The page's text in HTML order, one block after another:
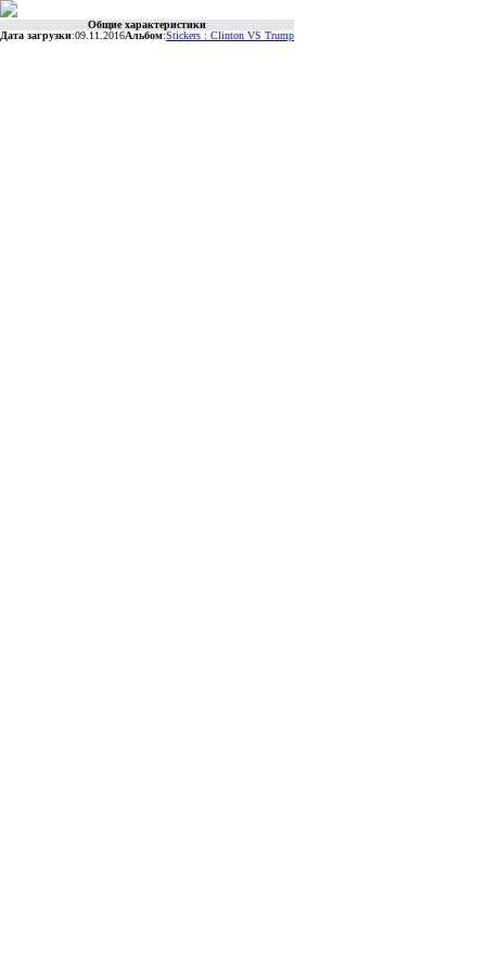
Общие характеристики
Дата загрузки:09.11.2016Альбом:Stickers : Clinton VS Trump